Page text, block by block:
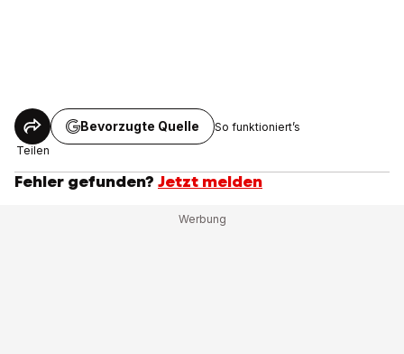
Teilen
Bevorzugte Quelle So funktioniert’s
Fehler gefunden? Jetzt melden